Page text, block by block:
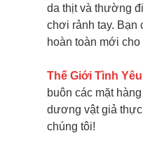
da thịt và thường
chơi rảnh tay. Bạn
hoàn toàn mới
Thế Giới Tình Yêu
buôn các mặt
dương vật giả
chúng tôi!